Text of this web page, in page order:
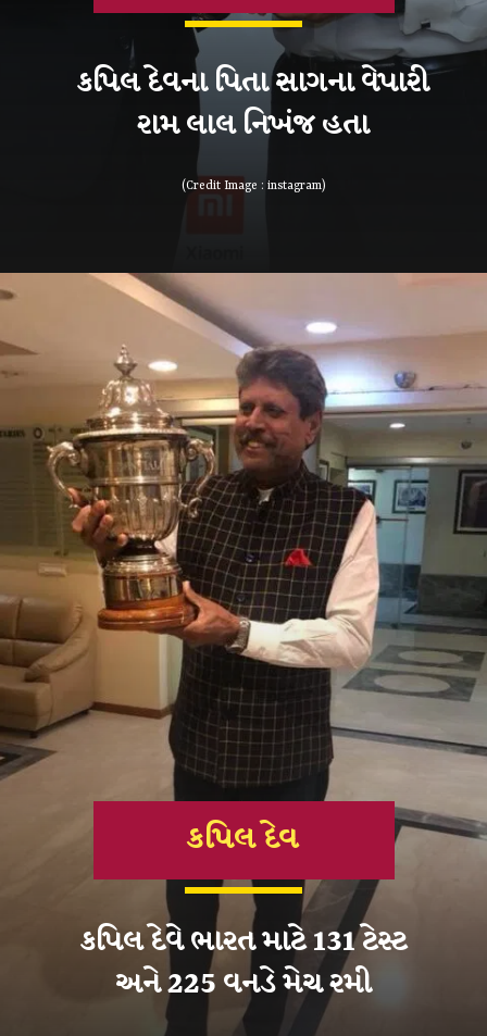
(Credit Image : instagram)
કપિલ દેવના પિતા સાગના વેપારી
રામ લાલ નિખંજ હતા
કપિલ દેવે ભારત માટે 131 ટેસ્ટ
અને 225 વનડે મેચ રમી
કપિલ દેવ